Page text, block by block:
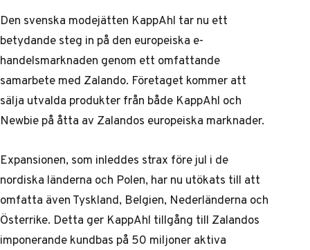
Den svenska modejätten KappAhl tar nu ett
betydande steg in på den europeiska e-
handelsmarknaden genom ett omfattande
samarbete med Zalando. Företaget kommer att
sälja utvalda produkter från både KappAhl och
Newbie på åtta av Zalandos europeiska marknader.
Expansionen, som inleddes strax före jul i de
nordiska länderna och Polen, har nu utökats till att
omfatta även Tyskland, Belgien, Nederländerna och
Österrike. Detta ger KappAhl tillgång till Zalandos
imponerande kundbas på 50 miljoner aktiva